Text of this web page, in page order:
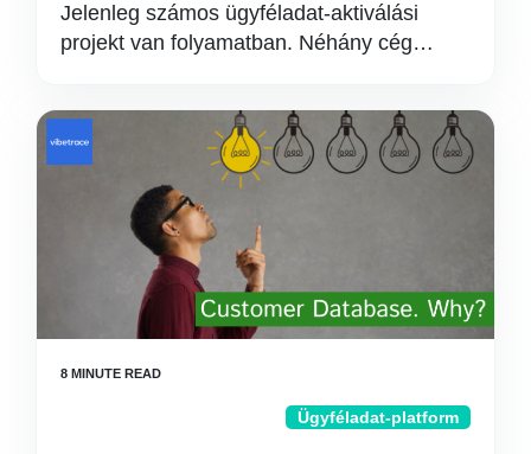
Jelenleg számos ügyféladat-aktiválási
projekt van folyamatban. Néhány cég…
Ügyféladat-platform